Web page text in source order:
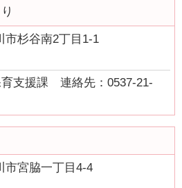
市杉谷南2丁目1-1
支援課 連絡先：0537-21-
市宮脇一丁目4-4